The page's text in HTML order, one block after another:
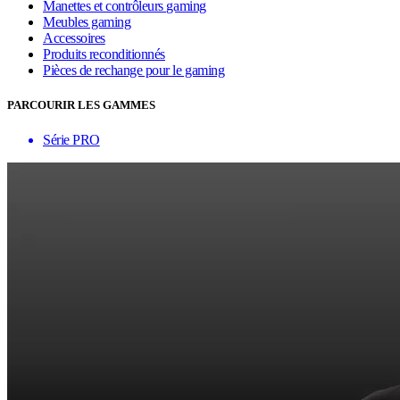
Manettes et contrôleurs gaming
Meubles gaming
Accessoires
Produits reconditionnés
Pièces de rechange pour le gaming
PARCOURIR LES GAMMES
Série PRO